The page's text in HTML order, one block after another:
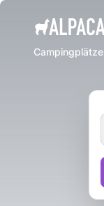
Campingplätze